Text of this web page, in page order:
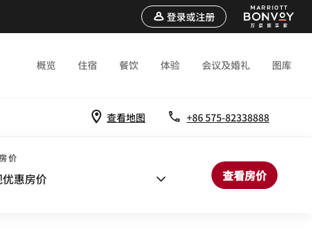
登录或注册
概览 住宿 餐饮 体验 会议及婚礼 图库
查看地图 +86 575-82338888
价
惠房价 查看房价